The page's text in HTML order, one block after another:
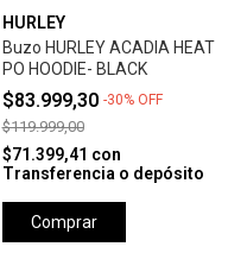
HURLEY
Buzo HURLEY ACADIA HEAT
PO HOODIE- BLACK
$83.999,30 -30% OFF
$119.999,00
$71.399,41 con
Transferencia o depósito
Comprar